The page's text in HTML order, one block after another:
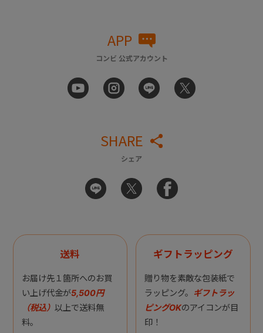
APP
コンビ 公式アカウント
SHARE
シェア
送料
お届け先１箇所へのお買
い上げ代金が5,500円
（税込） 以上で送料無
料。
ギフトラッピング
贈り物を素敵な包装紙で
ラッピング。 ギフトラッ
ピングOKのアイコンが目
印！